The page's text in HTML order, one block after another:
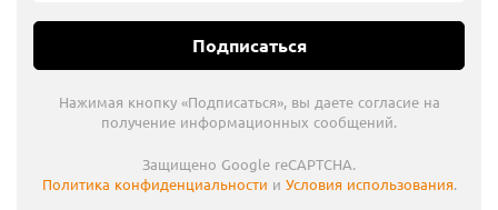
Подписаться
Нажимая кнопку «Подписаться», вы даете согласие на
получение информационных сообщений.
Защищено Google reCAPTCHA.
Политика конфиденциальности и Условия использования.